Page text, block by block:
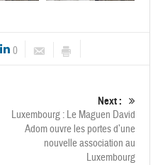
0
Next :
Luxembourg : Le Maguen David
Adom ouvre les portes d’une
nouvelle association au
Luxembourg